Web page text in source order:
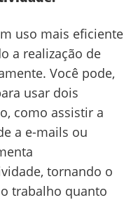
uso mais eficiente
a realização de
Você pode,
usar dois
como assistir a
a e-mails ou
tornando o
trabalho quanto